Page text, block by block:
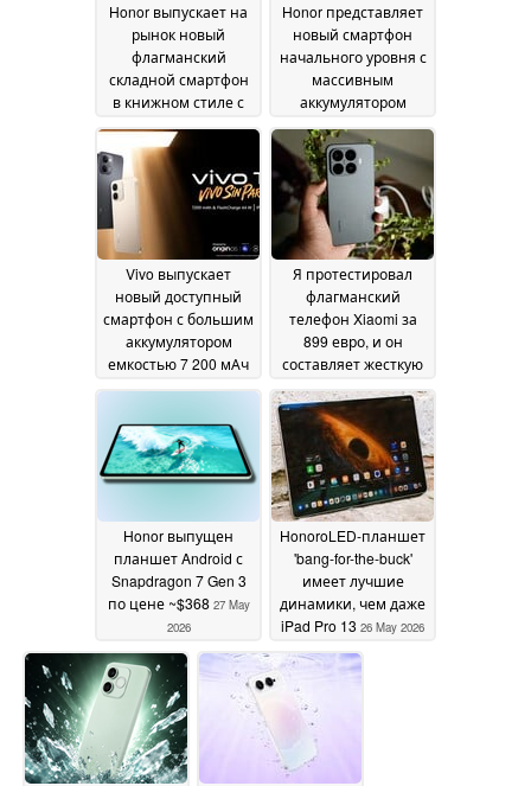
Honor выпускает на
рынок новый
флагманский
складной смартфон
в книжном стиле с
дизайном
Honor представляет
новый смартфон
начального уровня с
массивным
аккумулятором
03 June 2026
Vivo выпускает
новый доступный
смартфон с большим
аккумулятором
емкостью 7 200 мАч
30 May 2026
Я протестировал
флагманский
телефон Xiaomi за
899 евро, и он
составляет жесткую
Samsung, Google и
Motorola28 May 2026
Honor выпущен
планшет Android с
Snapdragon 7 Gen 3
по цене ~$368 27 May
2026
HonoroLED-планшет
'bang-for-the-buck'
имеет лучшие
динамики, чем даже
iPad Pro 13 26 May 2026